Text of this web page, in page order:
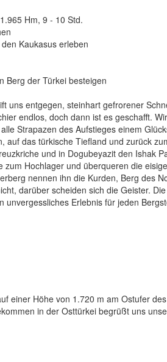
Hm, 9 - 10 Std.
Kaukasus erleben
Berg der Türkei besteigen
uns entgegen, steinhart gefrorener
endlos, doch dann ist es geschafft.
Strapazen des Aufstieges einem
das türkische Tiefland und zurück
und in Dogubeyazit den Ishak
Hochlager und überqueren die
nennen ihn die Kurden, Berg des
darüber scheiden sich die Geister.
Erlebnis für jeden
einer Höhe von 1.720 m am Ostufer
in der Osttürkei begrüßt uns